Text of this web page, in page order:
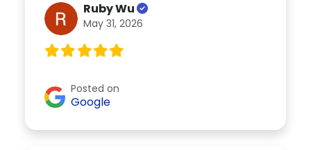
Ruby Wu
May 31, 2026
Posted on
Google